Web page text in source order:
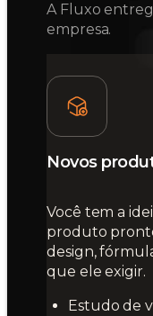
A Fluxo
empresa.
Novos
Você tem a
produto
design,
que ele exigir.
Estudo de